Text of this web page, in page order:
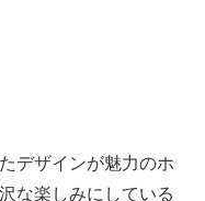
デザインが魅力のホ
な楽しみにしている